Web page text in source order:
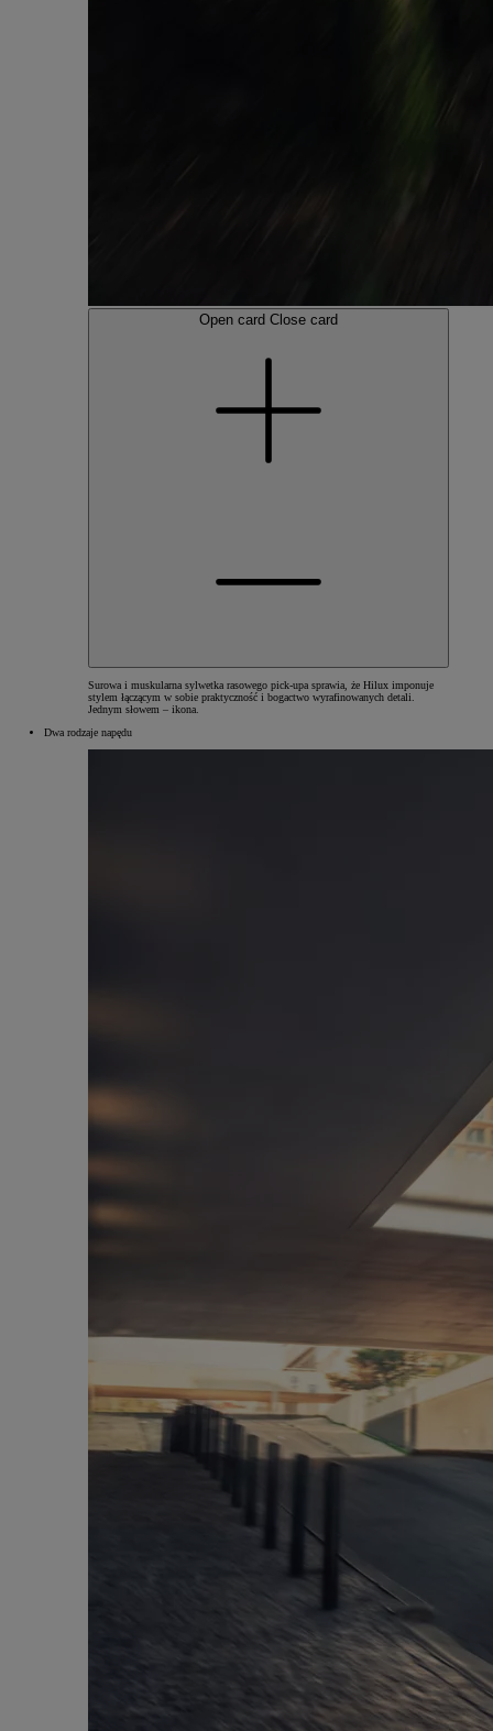
Open card Close card
Surowa i muskularna sylwetka rasowego pick-upa sprawia, że Hilux imponuje
stylem łączącym w sobie praktyczność i bogactwo wyrafinowanych detali.
Jednym słowem – ikona.
Dwa rodzaje napędu